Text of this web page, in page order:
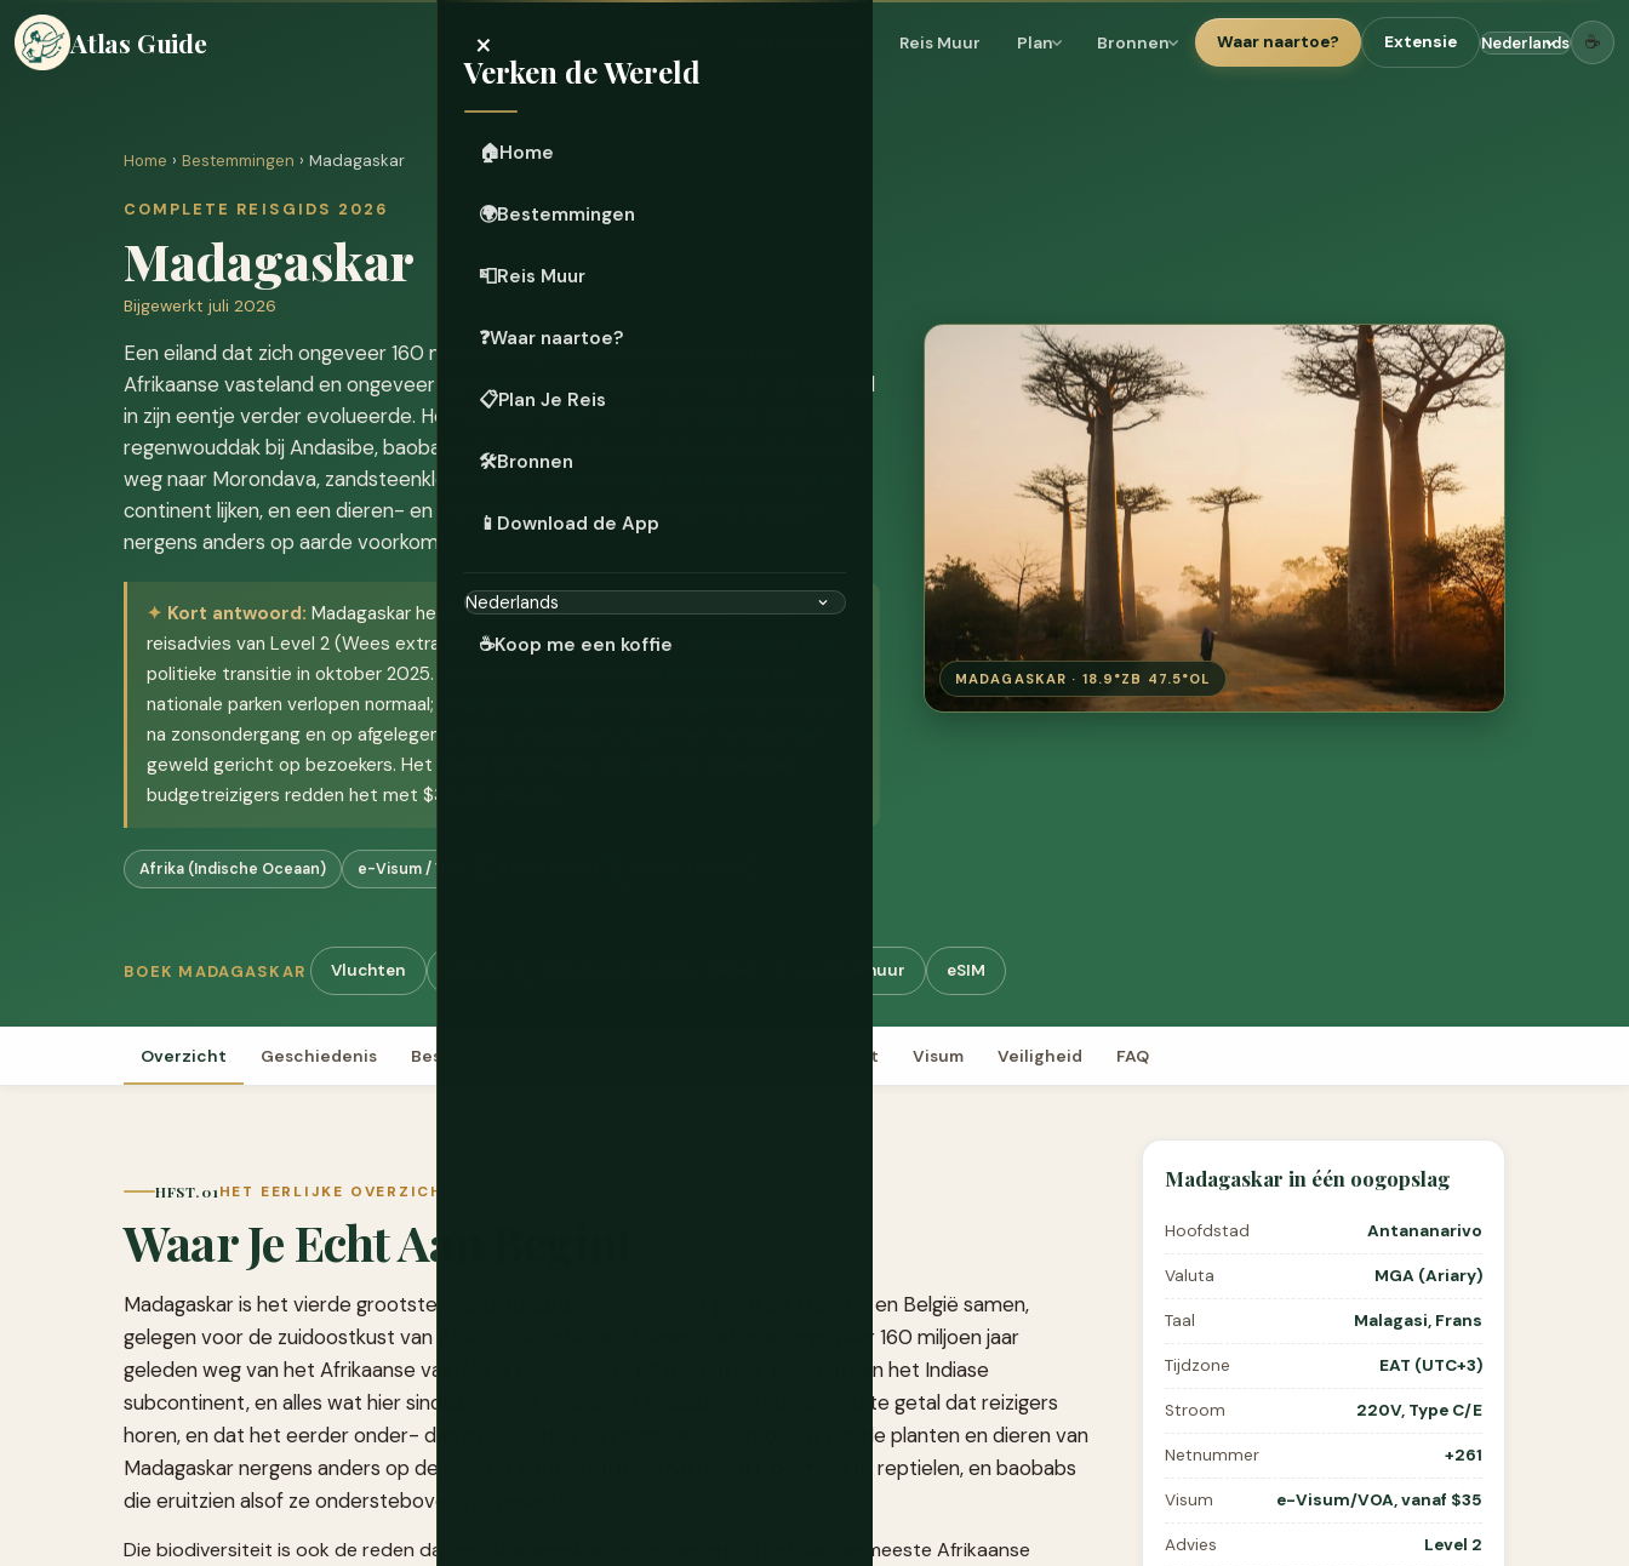
Atlas Guide Reis Muur Plan Bronnen Waar naartoe? Extensie ☕
×
Verken de Wereld
🏠Home
🌍Bestemmingen
📮Reis Muur
❓Waar naartoe?
📋Plan Je Reis
🛠️Bronnen
📱 Download de App
☕Koop me een koffie
Home › Bestemmingen › Madagaskar
COMPLETE REISGIDS 2026
Madagaskar
Bijgewerkt juli 2026
Een eiland dat zich ongeveer 160 miljoen jaar geleden afscheidde van het
Afrikaanse vasteland en ongeveer 88 miljoen jaar geleden van India, en die hele tijd
in zijn eentje verder evolueerde. Het resultaat: indri-maki's die roepen door het
regenwouddak bij Andasibe, baobabs die alleen staan tegen de rode aarde op de
weg naar Morondava, zandsteenkloven in het zuiden die op niets anders op het
continent lijken, en een dieren- en plantenlijst die voor ongeveer 90 procent
nergens anders op aarde voorkomt.
Kort antwoord: Madagaskar heeft sinds december 2025 een Amerikaans
reisadvies van Level 2 (Wees extra voorzichtig), na een periode van onrust en een
politieke transitie in oktober 2025. De meeste reizen naar Antananarivo en de
nationale parken verlopen normaal; de praktische risico's zijn gewapende overvallen
na zonsondergang en op afgelegen wegen, en langzaam, duur intern vervoer, niet
geweld gericht op bezoekers. Het beste kun je reizen van april tot november;
budgetreizigers redden het met $35-50 per dag.
Afrika (Indische Oceaan) e-Visum / VOA
MADAGASKAR · 18.9°ZB 47.5°OL
BOEK MADAGASKAR Vluchten Autoverhuur eSIM
Overzicht Geschiedenis Bestemmingen Budget Visum Veiligheid FAQ
HFST. 01HET EERLIJKE OVERZICHT
Waar Je Echt Aan Begint
Madagaskar is het vierde grootste eiland op aarde, ongeveer zo groot als Frankrijk en België samen,
gelegen voor de zuidoostkust van Afrika in de Indische Oceaan. Het brak ongeveer 160 miljoen jaar
geleden weg van het Afrikaanse vasteland en ongeveer 88 miljoen jaar geleden van het Indiase
subcontinent, en alles wat hier sindsdien leeft, evolueert in isolatie. Het belangrijkste getal dat reizigers
horen, en dat het eerder onder- dan overschat, is dat ongeveer 90 procent van de planten en dieren van
Madagaskar nergens anders op de planeet voorkomt: elke maki-soort, de meeste reptielen, en baobabs
die eruitzien alsof ze ondersteboven zijn geplant.
Die biodiversiteit is ook de reden dat een Madagaskar-reis er anders uitziet dan de meeste Afrikaanse
Madagaskar in één oogopslag
Hoofdstad Antananarivo
Valuta MGA (Ariary)
Taal Malagasi, Frans
Tijdzone EAT (UTC+3)
Stroom 220V, Type C/E
Netnummer +261
Visum e-Visum/VOA, vanaf $35
Advies Level 2